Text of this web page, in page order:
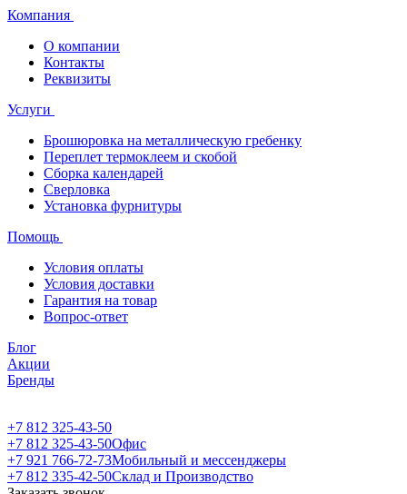
Компания
О компании
Контакты
Реквизиты
Услуги
Брошюровка на металлическую гребенку
Переплет термоклеем и скобой
Сборка календарей
Сверловка
Установка фурнитуры
Помощь
Условия оплаты
Условия доставки
Гарантия на товар
Вопрос-ответ
Блог
Акции
Бренды
+7 812 325-43-50
+7 812 325-43-50Офис
+7 921 766-72-73Мобильный и мессенджеры
+7 812 335-42-50Склад и Производство